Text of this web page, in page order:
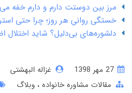
مرز بین دوستت دارم و دارم خفه
خستگی روانیِ هر روز؛ چرا حتی
دلشوره‌های بی‌دلیل؟ شاید اختلال
غزاله البهشتی
مقالات مشاوره خانواده وبلاگ